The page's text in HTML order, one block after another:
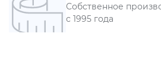
Собственное
с 1995 года